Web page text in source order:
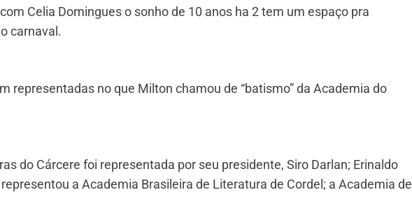
Celia Domingues o sonho de 10 anos ha 2 tem um espaço pra
carnaval.
representadas no que Milton chamou de “batismo” da Academia do
do Cárcere foi representada por seu presidente, Siro Darlan; Erinaldo
a Academia Brasileira de Literatura de Cordel; a Academia de